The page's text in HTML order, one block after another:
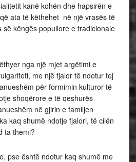
kanë kohën dhe hapsirën e
ata të këthehet në një vrasës të
këngës popullore e tradicionale
nga një mjet argëtimi e
me një fjalor të ndotur tej
për formimin kulturor të
shoqërore e të qeshurës
në gjirin e familjen
kaq shumë ndotje fjalori, të cilën
ta themi?
pse është ndotur kaq shumë me